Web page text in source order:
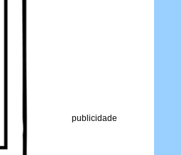
publicidade